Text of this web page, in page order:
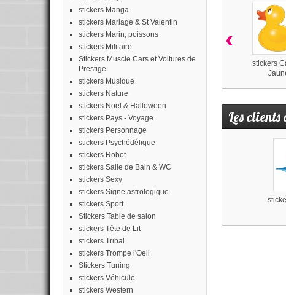
stickers Manga
stickers Mariage & St Valentin
stickers Marin, poissons
stickers Militaire
Stickers Muscle Cars et Voitures de
Prestige
stickers Musique
stickers Nature
stickers Noël & Halloween
stickers Pays - Voyage
stickers Personnage
stickers Psychédélique
stickers Robot
stickers Salle de Bain & WC
stickers Sexy
stickers Signe astrologique
stickers Sport
Stickers Table de salon
stickers Tête de Lit
stickers Tribal
stickers Trompe l'Oeil
Stickers Tuning
stickers Véhicule
stickers Western
stickers
‹
Les